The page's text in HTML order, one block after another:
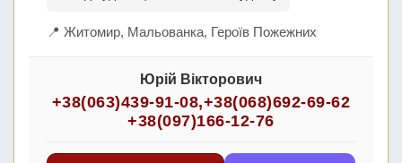
📍 Житомир, Мальованка, Героїв Пожежних
Юрій Вікторович
+38(063)439-91-08,+38(068)692-69-62
+38(097)166-12-76